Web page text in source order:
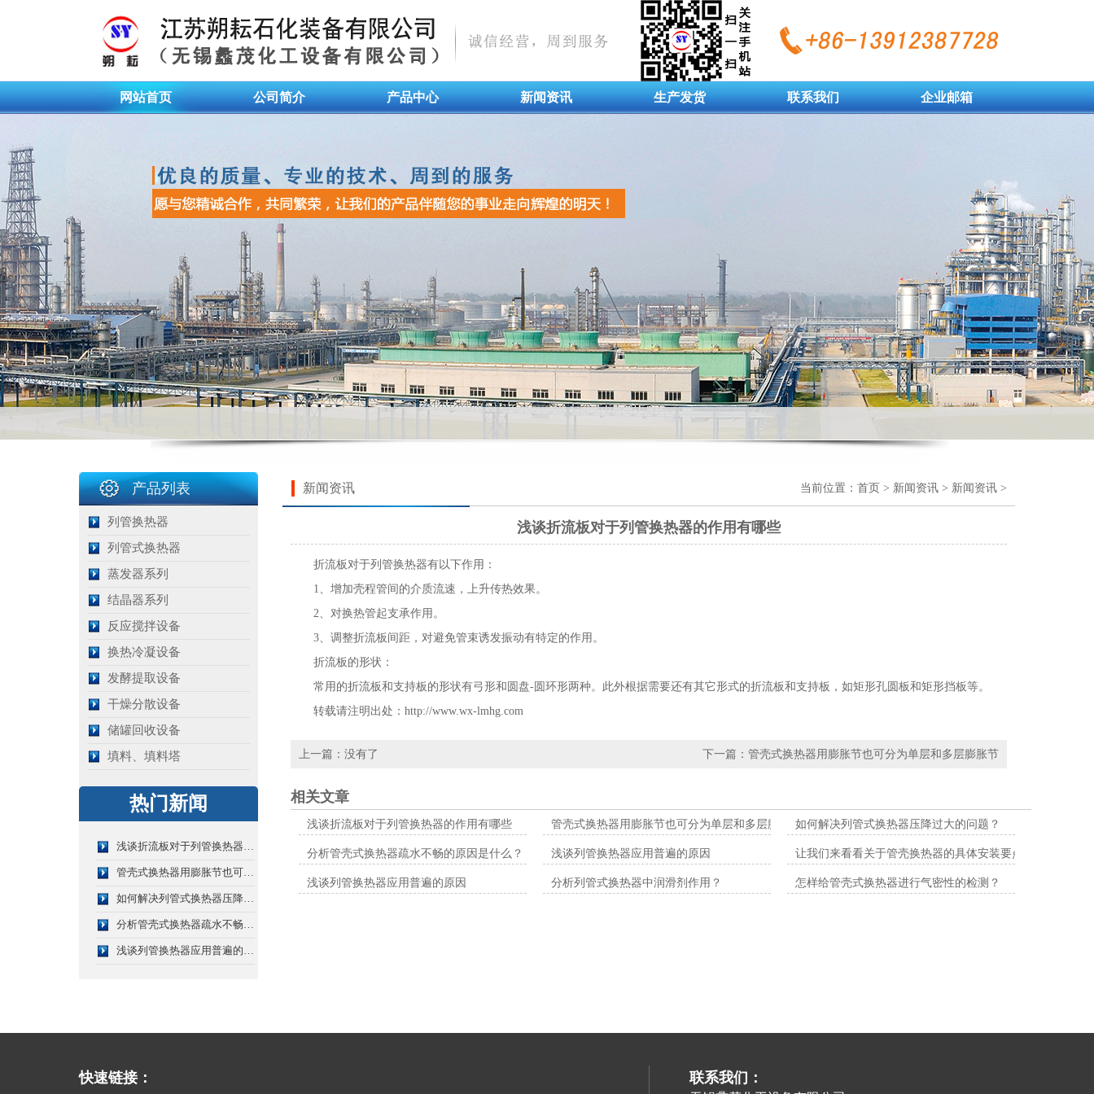
网站首页 公司简介 产品中心 新闻资讯 生产发货 联系我们 企业邮箱
产品列表
列管换热器
列管式换热器
蒸发器系列
结晶器系列
反应搅拌设备
换热冷凝设备
发酵提取设备
干燥分散设备
储罐回收设备
填料、填料塔
热门新闻
浅谈折流板对于列管换热器的作用有哪些
管壳式换热器用膨胀节也可分为单层和多层膨胀节
如何解决列管式换热器压降过大的问题？
分析管壳式换热器疏水不畅的原因是什么？
浅谈列管换热器应用普遍的原因
新闻资讯 当前位置： 首页 > 新闻资讯 > 新闻资讯 >
浅谈折流板对于列管换热器的作用有哪些
折流板对于列管换热器有以下作用：
1、增加壳程管间的介质流速，上升传热效果。
2、对换热管起支承作用。
3、调整折流板间距，对避免管束诱发振动有特定的作用。
折流板的形状：
常用的折流板和支持板的形状有弓形和圆盘-圆环形两种。此外根据需要还有其它形式的折流板和支持板，如矩形孔圆板和矩形挡板等。
转载请注明出处： http://www.wx-lmhg.com
上一篇：没有了 下一篇： 管壳式换热器用膨胀节也可分为单层和多层膨胀节
相关文章
浅谈折流板对于列管换热器的作用有哪些 管壳式换热器用膨胀节也可分为单层和多层膨胀节如何解决列管式换热器压降过大的问题？
分析管壳式换热器疏水不畅的原因是什么？ 浅谈列管换热器应用普遍的原因 让我们来看看关于管壳换热器的具体安装要点介绍
浅谈列管换热器应用普遍的原因 分析列管式换热器中润滑剂作用？ 怎样给管壳式换热器进行气密性的检测？
快速链接： 联系我们：